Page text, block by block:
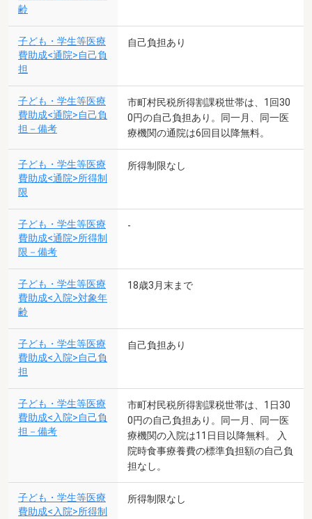
齢
子ども・学生等医療
費助成<通院>自己負
担
自己負担あり
子ども・学生等医療
費助成<通院>自己負
担－備考
市町村民税所得割課税世帯は、1回30
0円の自己負担あり。同一月、同一医
療機関の通院は6回目以降無料。
子ども・学生等医療
費助成<通院>所得制
限
所得制限なし
子ども・学生等医療
費助成<通院>所得制
限－備考
-
子ども・学生等医療
費助成<入院>対象年
齢
18歳3月末まで
子ども・学生等医療
費助成<入院>自己負
担
自己負担あり
子ども・学生等医療
費助成<入院>自己負
担－備考
市町村民税所得割課税世帯は、1日30
0円の自己負担あり。同一月、同一医
療機関の入院は11日目以降無料。 入
院時食事療養費の標準負担額の自己負
担なし。
子ども・学生等医療
費助成<入院>所得制
所得制限なし